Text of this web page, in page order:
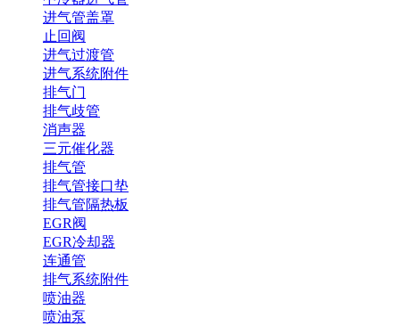
进气管盖罩
止回阀
进气过渡管
进气系统附件
排气门
排气歧管
消声器
三元催化器
排气管
排气管接口垫
排气管隔热板
EGR阀
EGR冷却器
连通管
排气系统附件
喷油器
喷油泵